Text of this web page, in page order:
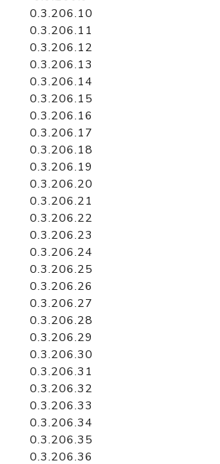
0.3.206.10
0.3.206.11
0.3.206.12
0.3.206.13
0.3.206.14
0.3.206.15
0.3.206.16
0.3.206.17
0.3.206.18
0.3.206.19
0.3.206.20
0.3.206.21
0.3.206.22
0.3.206.23
0.3.206.24
0.3.206.25
0.3.206.26
0.3.206.27
0.3.206.28
0.3.206.29
0.3.206.30
0.3.206.31
0.3.206.32
0.3.206.33
0.3.206.34
0.3.206.35
0.3.206.36